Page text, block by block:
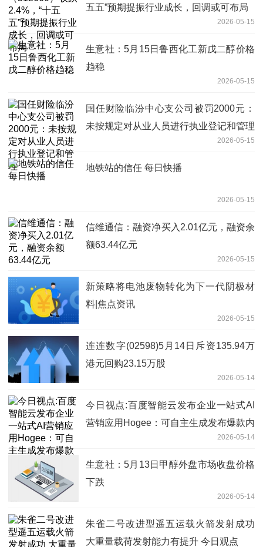
五五”预期提振行业成长，回调或可布局
2026-05-15
生意社：5月15日鲁西化工新戊二醇价格
趋稳
2026-05-15
国任财险临汾中心支公司被罚2000元：
未按规定对从业人员进行执业登记和管理
2026-05-15
地铁站的信任 每日快播
2026-05-15
信维通信：融资净买入2.01亿元，融资余
额63.44亿元
2026-05-15
新策略将电池废物转化为下一代阴极材
料|焦点资讯
2026-05-15
连连数字(02598)5月14日斥资135.94万
港元回购23.15万股
2026-05-14
今日视点:百度智能云发布企业一站式AI
营销应用Hogee：可自主生成发布爆款内
2026-05-14
生意社：5月13日甲醇外盘市场收盘价格
下跌
2026-05-14
朱雀二号改进型遥五运载火箭发射成功
大重量载荷发射能力有提升 今日观点